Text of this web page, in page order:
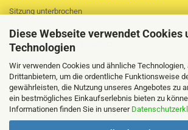
Diese Webseite verwendet Cookies
Technologien
Wir verwenden Cookies und ähnliche Technologien,
Drittanbietern, um die ordentliche Funktionsweise
gewährleisten, die Nutzung unseres Angebotes zu
ein bestmögliches Einkaufserlebnis bieten zu
Informationen finden Sie in unserer
Sitzung unterbrochen
AGB
Privatsphäre und Datenschutz
Callback Service
Cookie Einstellungen